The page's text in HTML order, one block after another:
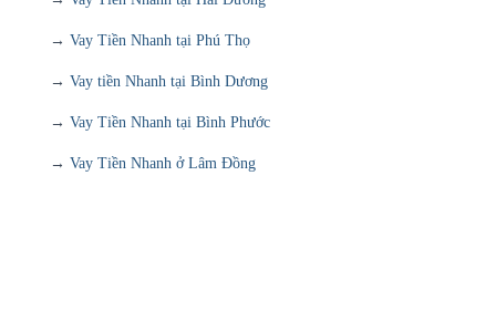
→ Vay Tiền Nhanh tại Phú Thọ
→ Vay tiền Nhanh tại Bình Dương
→ Vay Tiền Nhanh tại Bình Phước
→ Vay Tiền Nhanh ở Lâm Đồng